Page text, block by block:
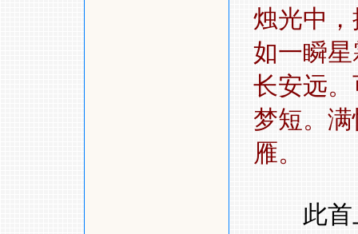
烛光中
如一瞬
长安远
梦短。
雁。
此首上